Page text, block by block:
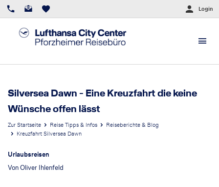
Login
Silversea Dawn - Eine Kreuzfahrt die keine
Wünsche offen lässt
Zur Startseite Reise Tipps & Infos
Reiseberichte & Blog
Kreuzfahrt Silversea Dawn
Urlaubsreisen
VonOliver Ihlenfeld